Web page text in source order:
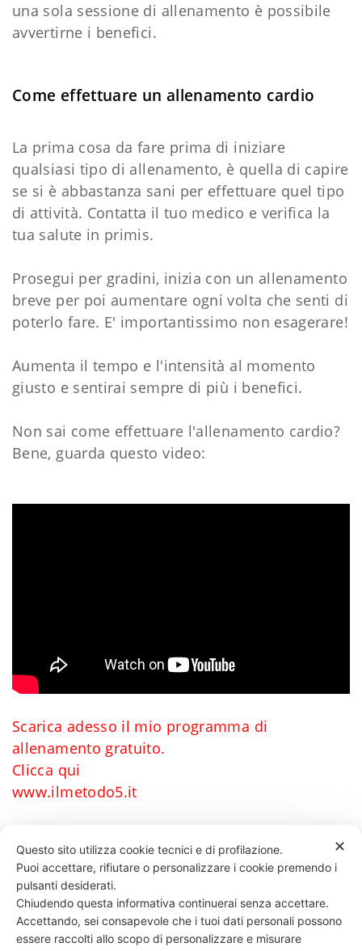
una sola sessione di allenamento è possibile
avvertirne i benefici.
Come effettuare un allenamento cardio
La prima cosa da fare prima di iniziare
qualsiasi tipo di allenamento, è quella di capire
se si è abbastanza sani per effettuare quel tipo
di attività. Contatta il tuo medico e verifica la
tua salute in primis.
Prosegui per gradini, inizia con un allenamento
breve per poi aumentare ogni volta che senti di
poterlo fare. E' importantissimo non esagerare!
Aumenta il tempo e l'intensità al momento
giusto e sentirai sempre di più i benefici.
Non sai come effettuare l'allenamento cardio?
Bene, guarda questo video:
Scarica adesso il mio programma di
allenamento gratuito.
Clicca qui
www.ilmetodo5.it
57 LIKES
✕
Questo sito utilizza cookie tecnici e di profilazione.
Puoi accettare, rifiutare o personalizzare i cookie premendo i
pulsanti desiderati.
Chiudendo questa informativa continuerai senza accettare.
Accettando, sei consapevole che i tuoi dati personali possono
essere raccolti allo scopo di personalizzare e misurare